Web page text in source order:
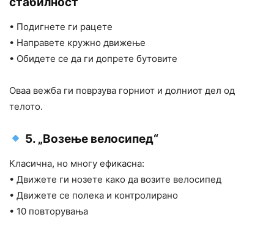
• Подигнете ги рацете
• Направете кружно движење
• Обидете се да ги допрете бутовите
Оваа вежба ги поврзува горниот и долниот дел од
телото.
5. „Возење велосипед“
Класична, но многу ефикасна:
• Движете ги нозете како да возите велосипед
• Движете се полека и контролирано
• 10 повторувања